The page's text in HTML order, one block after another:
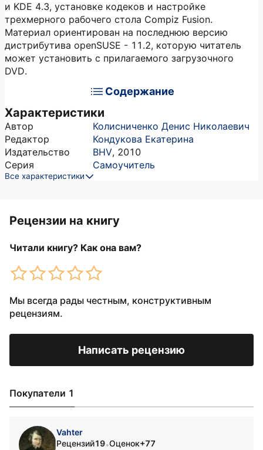
и KDE 4.3, установке кодеков и настройке
трехмерного рабочего стола Compiz Fusion.
Материал ориентирован на последнюю версию
дистрибутива openSUSE - 11.2, которую читатель
может установить с прилагаемого загрузочного
DVD.
Содержание
Характеристики
Автор
Колисниченко Денис Николаевич
Редактор
Кондукова Екатерина
Издательство
BHV, 2010
Серия
Самоучитель
Все характеристики
Рецензии на книгу
Читали книгу? Как она вам?
Мы всегда рады честным, конструктивным
рецензиям.
Написать рецензию
Покупатели 1
Vahter
Рецензий19•Оценок+77